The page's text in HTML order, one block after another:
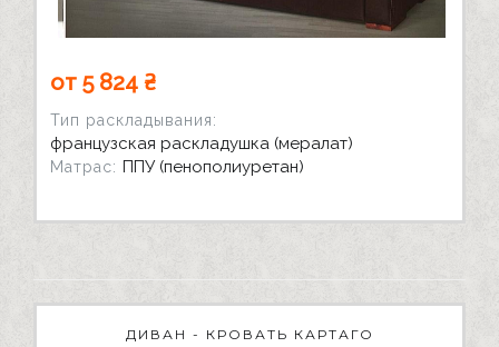
от 5 824 ₴
Тип раскладывания:
французская раскладушка (мералат)
Матрас: ППУ (пенополиуретан)
ДИВАН - КРОВАТЬ КАРТАГО